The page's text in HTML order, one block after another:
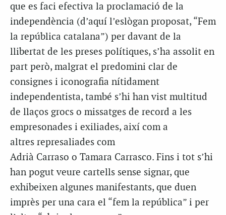
que es faci efectiva la proclamació de la
independència (d’aquí l’eslògan proposat, “Fem
la república catalana”) per davant de la
llibertat de les preses polítiques, s’ha assolit en
part però, malgrat el predomini clar de
consignes i iconografia nítidament
independentista, també s’hi han vist multitud
de llaços grocs o missatges de record a les
empresonades i exiliades, així com a
altres represaliades com
Adrià Carraso o Tamara Carrasco. Fins i tot s’hi
han pogut veure cartells sense signar, que
exhibeixen algunes manifestants, que duen
imprès per una cara el “fem la república” i per